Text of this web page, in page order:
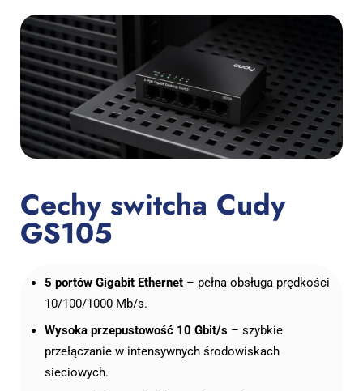
Cechy switcha Cudy
GS105
5 portów Gigabit Ethernet – pełna obsługa prędkości
10/100/1000 Mb/s.
Wysoka przepustowość 10 Gbit/s – szybkie
przełączanie w intensywnych środowiskach
sieciowych.